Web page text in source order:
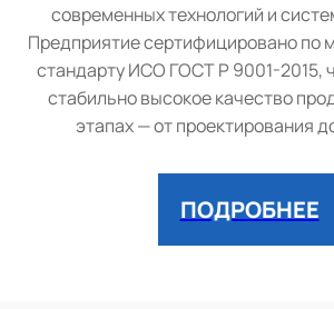
современных технологий и
Предприятие сертифицировано по
стандарту ИСО ГОСТ Р 9001-2015,
стабильно высокое качество
этапах — от проектирования
ПОДРОБНЕЕ